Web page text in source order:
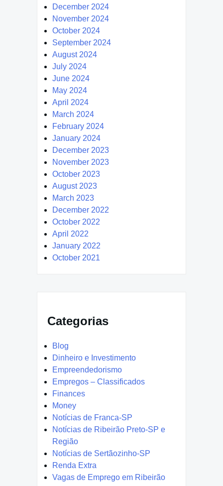
December 2024
November 2024
October 2024
September 2024
August 2024
July 2024
June 2024
May 2024
April 2024
March 2024
February 2024
January 2024
December 2023
November 2023
October 2023
August 2023
March 2023
December 2022
October 2022
April 2022
January 2022
October 2021
Categorias
Blog
Dinheiro e Investimento
Empreendedorismo
Empregos – Classificados
Finances
Money
Notícias de Franca-SP
Notícias de Ribeirão Preto-SP e
Região
Notícias de Sertãozinho-SP
Renda Extra
Vagas de Emprego em Ribeirão